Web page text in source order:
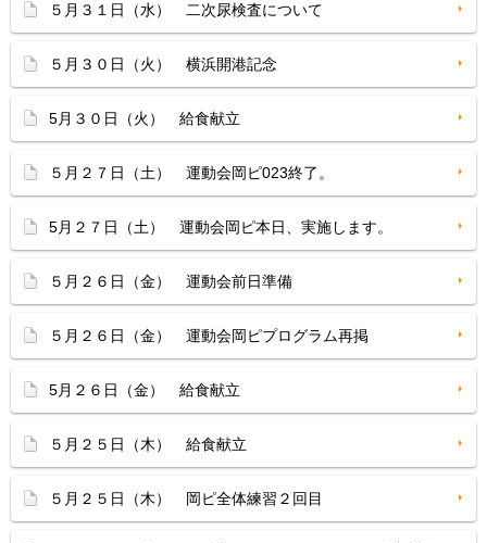
５月３１日（水） 二次尿検査について
５月３０日（火） 横浜開港記念
5月３０日（火） 給食献立
５月２７日（土） 運動会岡ピ023終了。
5月２７日（土） 運動会岡ピ本日、実施します。
５月２６日（金） 運動会前日準備
５月２６日（金） 運動会岡ピプログラム再掲
5月２６日（金） 給食献立
５月２５日（木） 給食献立
５月２５日（木） 岡ピ全体練習２回目